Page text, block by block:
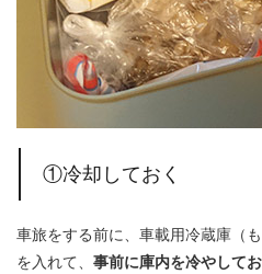
①冷却しておく
車旅をする前に、車載用冷蔵庫（
を入れて、 事前に庫内を冷やして